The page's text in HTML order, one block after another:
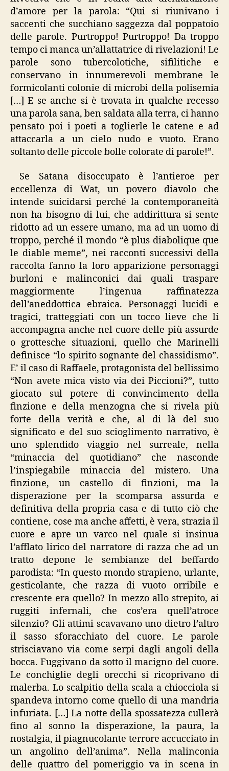
d’amore per la parola: “Qui si riunivano i
saccenti che succhiano saggezza dal poppatoio
delle parole. Purtroppo! Purtroppo! Da troppo
tempo ci manca un’allattatrice di rivelazioni! Le
parole sono tubercolotiche, sifilitiche e
conservano in innumerevoli membrane le
formicolanti colonie di microbi della polisemia
[…] E se anche si è trovata in qualche recesso
una parola sana, ben saldata alla terra, ci hanno
pensato poi i poeti a toglierle le catene e ad
attaccarla a un cielo nudo e vuoto. Erano
soltanto delle piccole bolle colorate di parole!”.
Se Satana disoccupato è l’antieroe per
eccellenza di Wat, un povero diavolo che
intende suicidarsi perché la contemporaneità
non ha bisogno di lui, che addirittura si sente
ridotto ad un essere umano, ma ad un uomo di
troppo, perché il mondo “è plus diabolique que
le diable meme”, nei racconti successivi della
raccolta fanno la loro apparizione personaggi
burloni e malinconici dai quali traspare
maggiormente l’ingenua raffinatezza
dell’aneddottica ebraica. Personaggi lucidi e
tragici, tratteggiati con un tocco lieve che li
accompagna anche nel cuore delle più assurde
o grottesche situazioni, quello che Marinelli
definisce “lo spirito sognante del chassidismo”.
E’ il caso di Raffaele, protagonista del bellissimo
“Non avete mica visto via dei Piccioni?”, tutto
giocato sul potere di convincimento della
finzione e della menzogna che si rivela più
forte della verità e che, al di là del suo
significato e del suo scioglimento narrativo, è
uno splendido viaggio nel surreale, nella
“minaccia del quotidiano” che nasconde
l’inspiegabile minaccia del mistero. Una
finzione, un castello di finzioni, ma la
disperazione per la scomparsa assurda e
definitiva della propria casa e di tutto ciò che
contiene, cose ma anche affetti, è vera, strazia il
cuore e apre un varco nel quale si insinua
l’afflato lirico del narratore di razza che ad un
tratto depone le sembianze del beffardo
parodista: “In questo mondo strapieno, urlante,
gesticolante, che razza di vuoto orribile e
crescente era quello? In mezzo allo strepito, ai
ruggiti infernali, che cos’era quell’atroce
silenzio? Gli attimi scavavano uno dietro l’altro
il sasso sforacchiato del cuore. Le parole
strisciavano via come serpi dagli angoli della
bocca. Fuggivano da sotto il macigno del cuore.
Le conchiglie degli orecchi si ricoprivano di
malerba. Lo scalpitio della scala a chiocciola si
spandeva intorno come quello di una mandria
infuriata. […] La notte della spossatezza cullerà
fino al sonno la disperazione, la paura, la
nostalgia, il piagnucolante terrore accucciato in
un angolino dell’anima”. Nella malinconia
delle quattro del pomeriggio va in scena in